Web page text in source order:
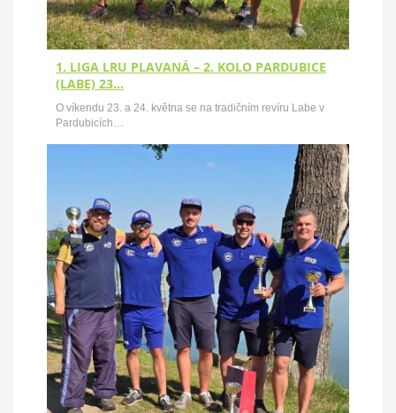
1. LIGA LRU PLAVANÁ – 2. KOLO PARDUBICE
(LABE) 23…
O víkendu 23. a 24. května se na tradičním revíru Labe v
Pardubicích…